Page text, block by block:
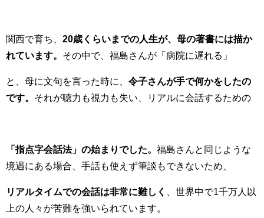
関西で育ち、 20歳くらいまでの人生が、母の著書には描か
れています。 その中で、福島さんが「病院に遅れる」
と、母に文句を言った時に、 令子さんが手で何かをしたの
です。 それが聴力も視力も失い、リアルに会話するための
「指点字会話法」の始まりでした。 福島さんと同じような
境遇にある場合、手話も使えず筆談もできないため、
リアルタイムでの会話は非常に難しく
、世界中で1千万人以
上の人々が苦難を強いられています。